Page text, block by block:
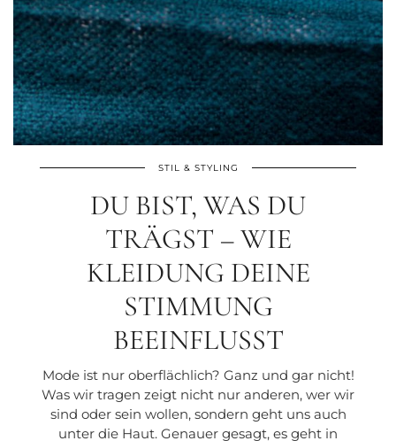
STIL & STYLING
DU BIST, WAS DU
TRÄGST – WIE
KLEIDUNG DEINE
STIMMUNG
BEEINFLUSST
Mode ist nur oberflächlich? Ganz und gar nicht!
Was wir tragen zeigt nicht nur anderen, wer wir
sind oder sein wollen, sondern geht uns auch
unter die Haut. Genauer gesagt, es geht in